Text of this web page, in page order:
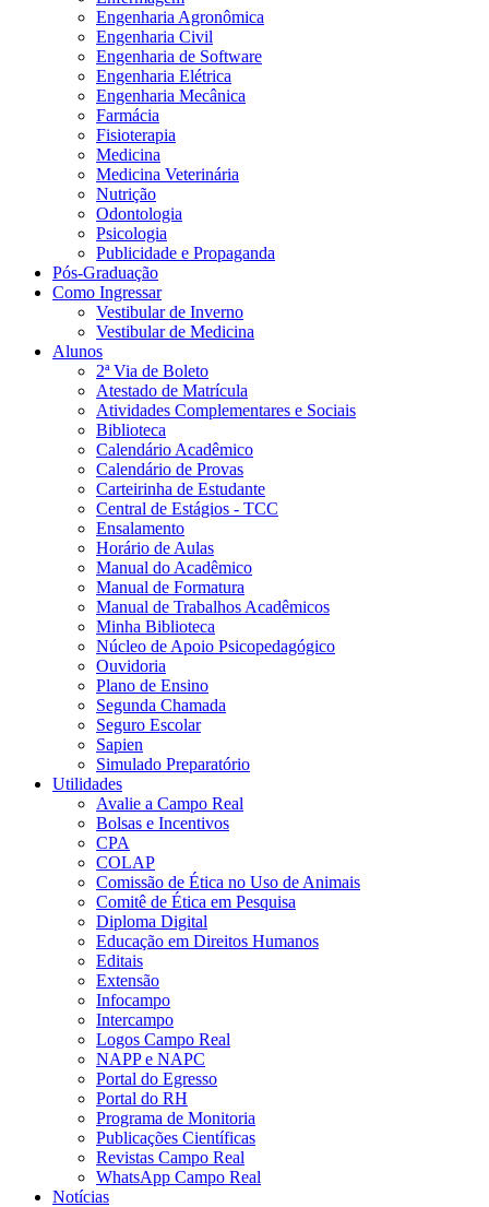
Engenharia Agronômica
Engenharia Civil
Engenharia de Software
Engenharia Elétrica
Engenharia Mecânica
Farmácia
Fisioterapia
Medicina
Medicina Veterinária
Nutrição
Odontologia
Psicologia
Publicidade e Propaganda
Pós-Graduação
Como Ingressar
Vestibular de Inverno
Vestibular de Medicina
Alunos
2ª Via de Boleto
Atestado de Matrícula
Atividades Complementares e Sociais
Biblioteca
Calendário Acadêmico
Calendário de Provas
Carteirinha de Estudante
Central de Estágios - TCC
Ensalamento
Horário de Aulas
Manual do Acadêmico
Manual de Formatura
Manual de Trabalhos Acadêmicos
Minha Biblioteca
Núcleo de Apoio Psicopedagógico
Ouvidoria
Plano de Ensino
Segunda Chamada
Seguro Escolar
Sapien
Simulado Preparatório
Utilidades
Avalie a Campo Real
Bolsas e Incentivos
CPA
COLAP
Comissão de Ética no Uso de Animais
Comitê de Ética em Pesquisa
Diploma Digital
Educação em Direitos Humanos
Editais
Extensão
Infocampo
Intercampo
Logos Campo Real
NAPP e NAPC
Portal do Egresso
Portal do RH
Programa de Monitoria
Publicações Científicas
Revistas Campo Real
WhatsApp Campo Real
Notícias